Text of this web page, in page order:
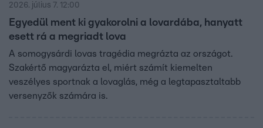
2026. július 7. 12:00
Egyedül ment ki gyakorolni a lovardába, hanyatt
esett rá a megriadt lova
A somogysárdi lovas tragédia megrázta az országot.
Szakértő magyarázta el, miért számít kiemelten
veszélyes sportnak a lovaglás, még a legtapasztaltabb
versenyzők számára is.